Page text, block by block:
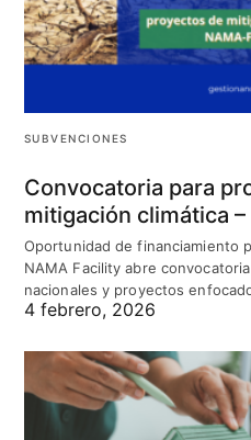
SUBVENCIONES
Convocatoria para
mitigación climática
Oportunidad de financiamiento
NAMA Facility abre
nacionales y proyectos
4 febrero, 2026